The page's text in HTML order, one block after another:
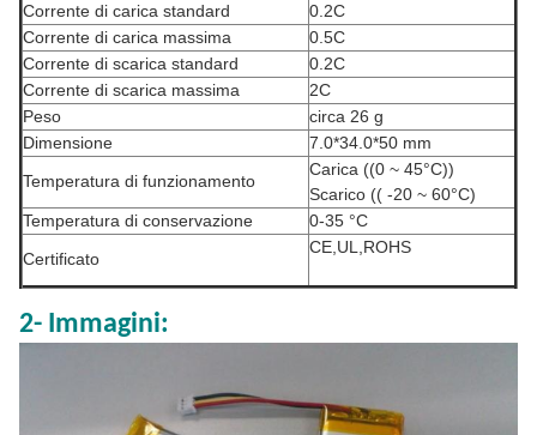
Corrente di carica standard
0.2C
Corrente di carica massima
0.5C
Corrente di scarica standard
0.2C
Corrente di scarica massima
2C
Peso
circa 26 g
Dimensione
7.0*34.0*50 mm
Temperatura di funzionamento
Carica ((0 ~ 45°C))
Scarico (( -20 ~ 60°C)
Temperatura di conservazione
0-35 °C
Certificato
CE,UL,ROHS
2- Immagini: